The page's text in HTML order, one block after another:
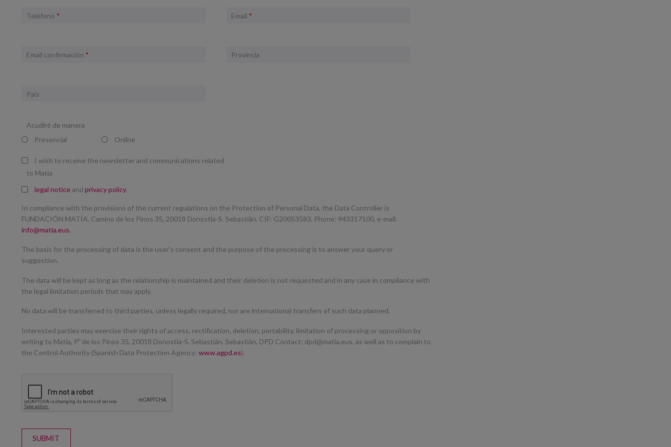
Teléfono * Email *
Email confirmación * Provincia
País
Acudiré de manera
Presencial
Online
I wish to receive the newsletter and communications related
to Matia
legal noticeand privacy policy.
In compliance with the provisions of the current regulations on the Protection of Personal Data, the Data Controller is
FUNDACIÓN MATÍA, Camino de los Pinos 35, 20018 Donostia-S. Sebastián, CIF: G20053583, Phone: 943317100, e-mail:
info@matia.eus.
The basis for the processing of data is the user's consent and the purpose of the processing is to answer your query or
suggestion.
The data will be kept as long as the relationship is maintained and their deletion is not requested and in any case in compliance with
the legal limitation periods that may apply.
No data will be transferred to third parties, unless legally required, nor are international transfers of such data planned.
Interested parties may exercise their rights of access, rectification, deletion, portability, limitation of processing or opposition by
writing to Matia, Pº de los Pinos 35, 20018 Donostia-S. Sebastián. Sebastián, DPD Contact: dpd@matia.eus. as well as to complain to
the Control Authority (Spanish Data Protection Agency: www.agpd.es).
SUBMIT